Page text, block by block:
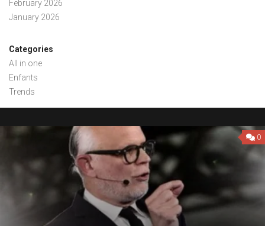
February 2026
January 2026
Categories
All in one
Enfants
Trends
0